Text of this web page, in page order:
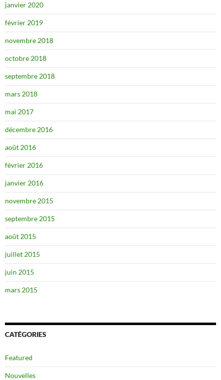
janvier 2020
février 2019
novembre 2018
octobre 2018
septembre 2018
mars 2018
mai 2017
décembre 2016
août 2016
février 2016
janvier 2016
novembre 2015
septembre 2015
août 2015
juillet 2015
juin 2015
mars 2015
CATÉGORIES
Featured
Nouvelles